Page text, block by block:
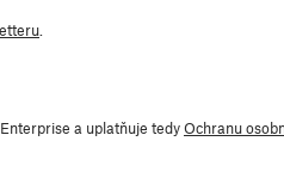
a uplatňuje tedyOchranu